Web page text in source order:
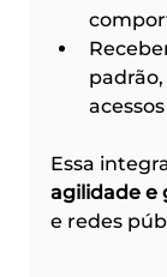
Essa
agilidade e
e redes